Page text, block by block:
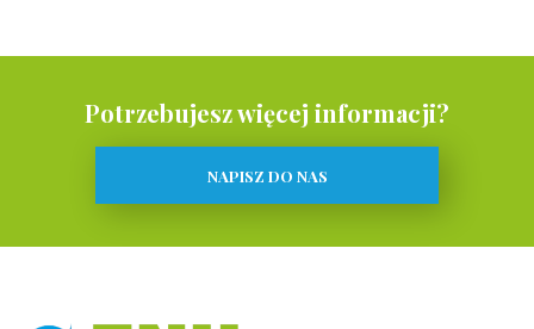
Potrzebujesz więcej informacji?
NAPISZ DO NAS